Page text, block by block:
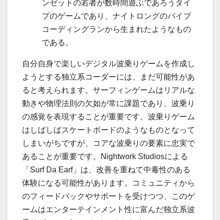
ンゼットの若者が数時間遊ぶであろうタイ
プのゲームであり、ナイトロングのバイブ
コーディングランから生まれたようなもの
である。
自分自身で楽しいデジタル波乗りゲームを作成し
ようとする独立系コーダーには、まだ可能性があ
ると考えられます。サーフィンゲームはリアルな
動きや物理法則の欠如が常に課題であり、波乗り
の感覚を表現することが重要です。波乗りゲーム
はしばしばスケートボードのようなものとなって
しまいがちですが、コアな波乗りの要素に忠実で
あることが重要です。Nightwork Studiosによる
「Surf Da Earf」は、改善を重ねて中毒性のある
体験になる可能性があります。コミュニティから
のフィードバックやサポートを受けつつ、このゲ
ームはエンターテインメント性に富んだ独立系波